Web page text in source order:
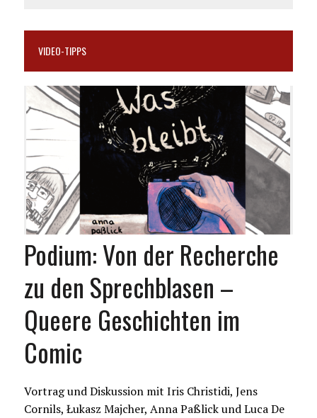
VIDEO-TIPPS
Podium: Von der Recherche
zu den Sprechblasen –
Queere Geschichten im
Comic
Vortrag und Diskussion mit Iris Christidi, Jens
Cornils, Łukasz Majcher, Anna Paßlick und Luca De